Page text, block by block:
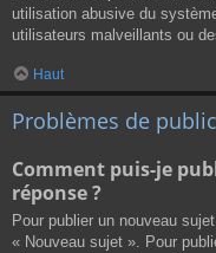
utilisation abusive du
utilisateurs malveillants ou
Haut
Problèmes de
Comment puis-je
réponse ?
Pour publier un nouveau
« Nouveau sujet ». Pour